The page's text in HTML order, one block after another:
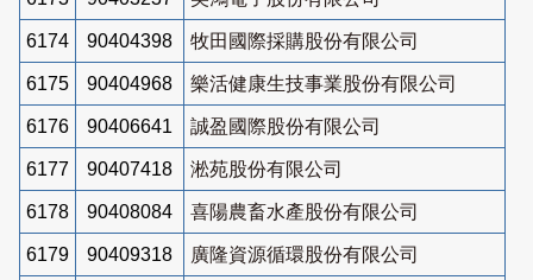
6174 90404398 牧田國際採購股份有限公司
6175 90404968 樂活健康生技事業股份有限公司
6176 90406641 誠盈國際股份有限公司
6177 90407418 淞苑股份有限公司
6178 90408084 喜陽農畜水產股份有限公司
6179 90409318 廣隆資源循環股份有限公司